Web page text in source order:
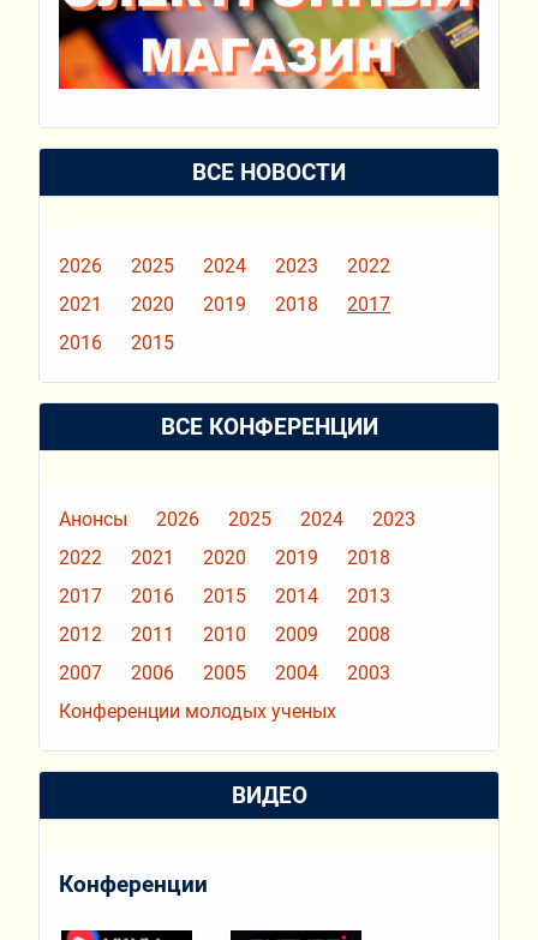
ВСЕ НОВОСТИ
2026 2025 2024 2023
2022
2021
2020 2019 2018
2017
2016
2015
ВСЕ КОНФЕРЕНЦИИ
Анонсы 2026 2025 2024
2023
2022
2021 2020 2019
2018
2017
2016 2015 2014
2013
2012
2011 2010 2009
2008
2007
2006 2005 2004
2003
Конференции молодых ученых
ВИДЕО
Конференции